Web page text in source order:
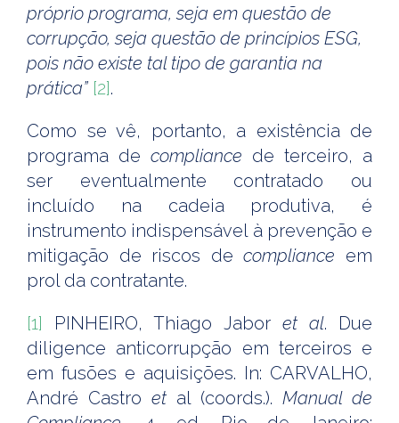
próprio programa, seja em questão de
corrupção, seja questão de princípios ESG,
pois não existe tal tipo de garantia na
prática” [2].
Como se vê, portanto, a existência de
programa de compliance de terceiro, a
ser eventualmente contratado ou
incluído na cadeia produtiva, é
instrumento indispensável à prevenção e
mitigação de riscos decompliance em
prol da contratante.
[1] PINHEIRO, Thiago Jabor et al. Due
diligence anticorrupção em terceiros e
em fusões e aquisições. In: CARVALHO,
André Castro et al (coords.). Manual de